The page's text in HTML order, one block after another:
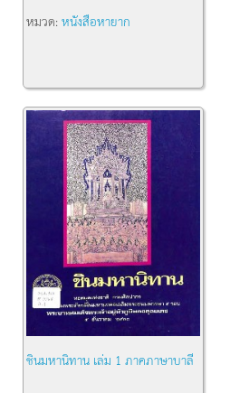
หมวด:หนังสือหายาก
ชินมหานิทาน เล่ม 1 ภาคภาษาบาลี